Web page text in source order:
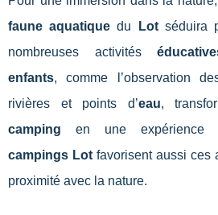
faune aquatique du Lotséduira
nombreuses activités
enfants, comme l’observation
rivières et points d’eau,
camping en une expérience
campings Lotfavorisent aussi ces
proximité avec la nature.